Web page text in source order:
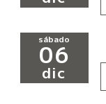
sábado
06
dic